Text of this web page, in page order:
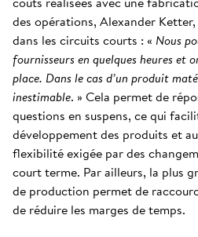
des opérations, Alexander
dans les circuits courts : « Nous
fournisseurs en quelques heures et
place. Dans le cas d’un produit
inestimable. » Cela permet de
questions en suspens, ce qui
développement des produits et
flexibilité exigée par des
court terme. Par ailleurs, la plus
de production permet de
de réduire les marges de temps.